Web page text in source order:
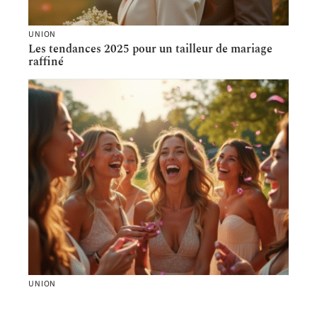
UNION
Les tendances 2025 pour un tailleur de mariage
raffiné
UNION